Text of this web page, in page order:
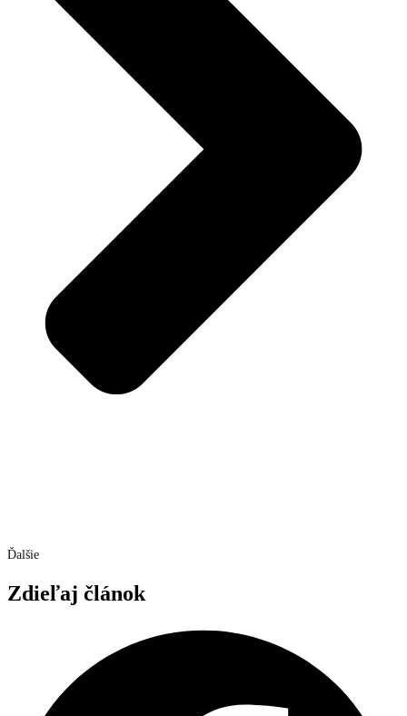
Ďalšie
Zdieľaj článok